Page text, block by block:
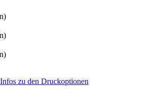
zu den Druckoptionen